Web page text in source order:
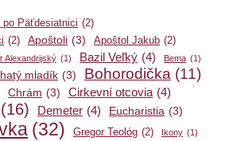
po Päťdesiatnici (2)
(2) Apoštoli (3) Apoštol Jakub (2)
Alexandrijský (1) Bazil Veľký (4) Bema (1)
mladík (3) Bohorodička (11)
Chrám (3) Cirkevní otcovia (4)
(16) Demeter (4) Eucharistia (3)
(32) Gregor Teológ (2) Ikony (1)